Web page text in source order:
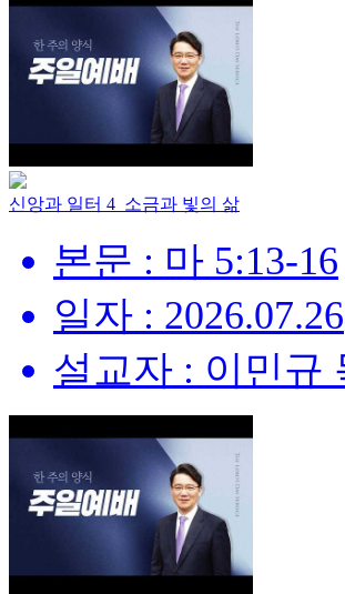
신앙과 일터 4_소금과 빛의 삶
본문 : 마 5:13-16
일자 : 2026.07.26
설교자 : 이민규